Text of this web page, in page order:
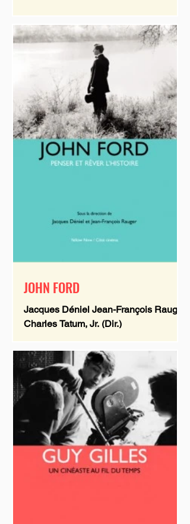
JOHN FORD
Jacques Déniel Jean-François Rauger
Charles Tatum, Jr. (Dir.)